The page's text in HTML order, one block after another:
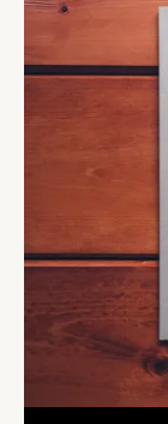
–
"...Στο ξεκίνημα
ίσως είναι
ενδιαφέρον να
μπορεί να σε
– Βασίλης